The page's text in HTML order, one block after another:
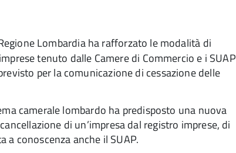
Lombardia ha rafforzato le modalità di
tenuto dalle Camere di Commercio e i SUAP
per la comunicazione di cessazione delle
camerale lombardo ha predisposto una nuova
di un’impresa dal registro imprese, di
conoscenza anche il SUAP.